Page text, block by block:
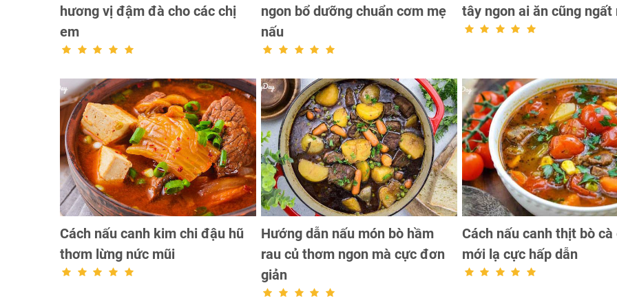
hương vị đậm đà cho các chị
em
ngon bổ dưỡng chuẩn cơm mẹ
nấu
tây ngon ai ăn cũng ngất
Cách nấu canh kim chi đậu hũ
thơm lừng nức mũi
Hướng dẫn nấu món bò hầm
rau củ thơm ngon mà cực đơn
giản
Cách nấu canh thịt bò cà
mới lạ cực hấp dẫn